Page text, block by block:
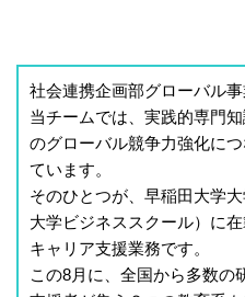
社会連携企画部グローバル
当チームでは、実践的専門
のグローバル競争力強化に
ています。
そのひとつが、早稲田大学
大学ビジネススクール）に
キャリア支援業務です。
この8月に、全国から多数の